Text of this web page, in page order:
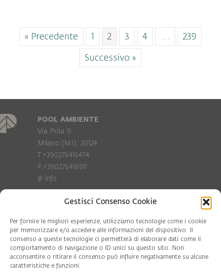
Gestisci Consenso Cookie
Per fornire le migliori esperienze, utilizziamo tecnologie come i cookie
per memorizzare e/o accedere alle informazioni del dispositivo. Il
consenso a queste tecnologie ci permetterà di elaborare dati come il
comportamento di navigazione o ID unici su questo sito. Non
acconsentire o ritirare il consenso può influire negativamente su alcune
caratteristiche e funzioni.
« Precedente 1 2 3 4 … 239
Successivo »
POOL AMBIENTE
Via Pola 9
Milano (MI), 20124
T +390276416474
F +390276416911
@ info
Privacy Policy
Cookie policy
COD. FISC. 97081560159
P.IVA 06375640965
© Pool Ambiente 2026